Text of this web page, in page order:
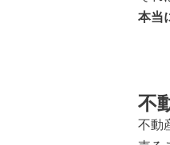
本当
不
不動